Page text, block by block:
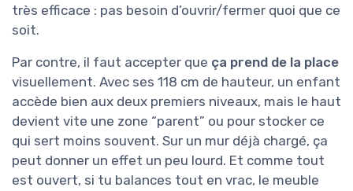
très efficace : pas besoin d’ouvrir/fermer quoi que ce
soit.
Par contre, il faut accepter que ça prend de la place
visuellement. Avec ses 118 cm de hauteur, un enfant
accède bien aux deux premiers niveaux, mais le haut
devient vite une zone “parent” ou pour stocker ce
qui sert moins souvent. Sur un mur déjà chargé, ça
peut donner un effet un peu lourd. Et comme tout
est ouvert, si tu balances tout en vrac, le meuble